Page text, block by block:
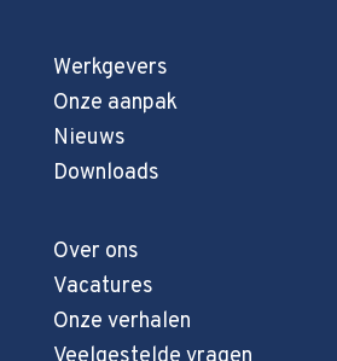
Werkgevers
Onze aanpak
Nieuws
Downloads
Over ons
Vacatures
Onze verhalen